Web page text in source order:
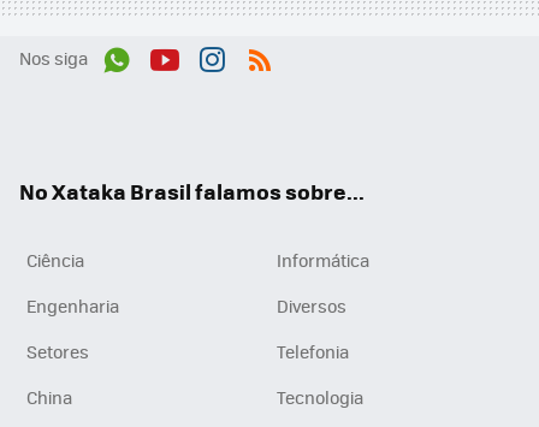
Nos siga
No Xataka Brasil falamos sobre...
Ciência
Informática
Engenharia
Diversos
Setores
Telefonia
China
Tecnologia